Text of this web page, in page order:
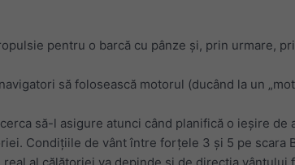
pentru o barcă cu pânze și, prin urmare,
să folosească motorul (ducând la un
să-l asigure atunci când planifică o ieșire
Condițiile de vânt între forțele 3 și 5 pe
al călătoriei va depinde și de direcția vântului